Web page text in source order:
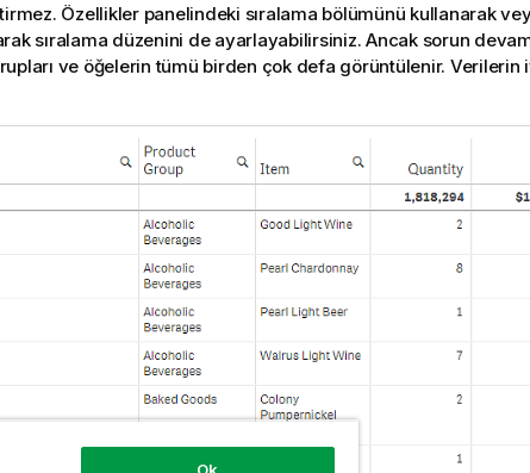
Özellikler panelindeki sıralama bölümünü kullanarak
sıralama düzenini de ayarlayabilirsiniz. Ancak sorun
ve öğelerin tümü birden çok defa görüntülenir. Verilerin